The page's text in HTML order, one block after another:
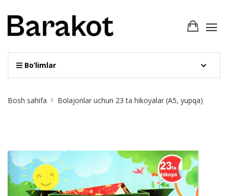
Bo‘limlar
Breadcrumb
Bosh sahifa Bolajonlar uchun 23 ta hikoyalar (А5, yupqa)